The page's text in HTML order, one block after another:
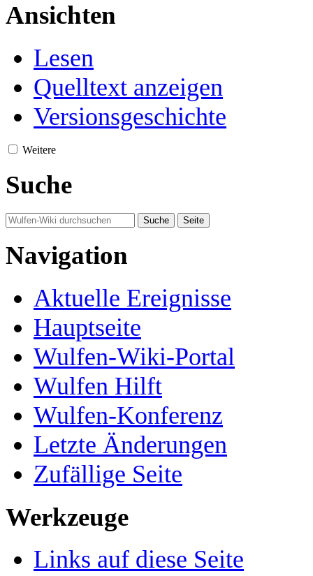
Ansichten
Lesen
Quelltext anzeigen
Versionsgeschichte
Weitere
Suche
Navigation
Aktuelle Ereignisse
Hauptseite
Wulfen-Wiki-Portal
Wulfen Hilft
Wulfen-Konferenz
Letzte Änderungen
Zufällige Seite
Werkzeuge
Links auf diese Seite